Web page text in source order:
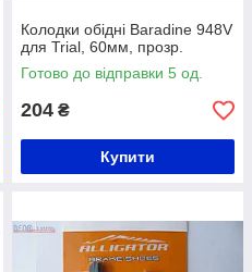
Колодки обідні Baradine 948V
для Trial, 60мм, прозр.
Готово до відправки 5 од.
204 ₴
Купити